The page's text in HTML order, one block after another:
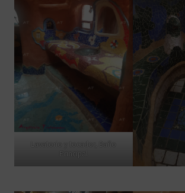
Lavatorio y tocador, Baño
Principal